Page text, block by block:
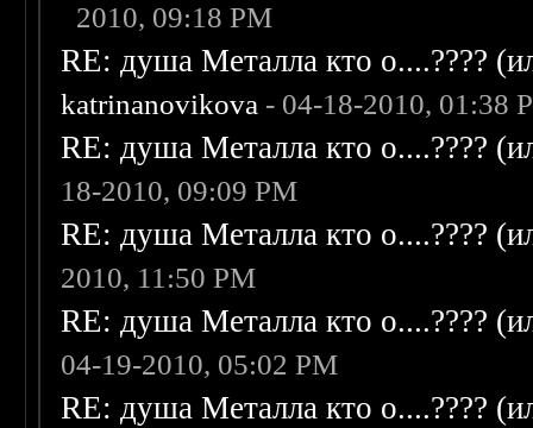
2010, 09:18 PM
RE: душа Металла кто о....????
katrinanovikova - 04-18-2010, 01:38
RE: душа Металла кто о....????
18-2010, 09:09 PM
RE: душа Металла кто о....????
2010, 11:50 PM
RE: душа Металла кто о....????
04-19-2010, 05:02 PM
RE: душа Металла кто о....????